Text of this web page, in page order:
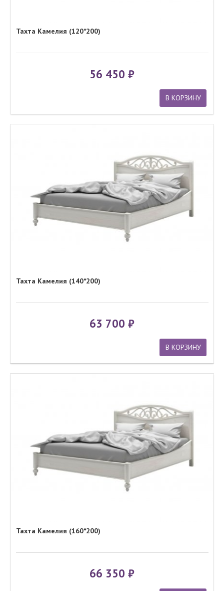
Тахта Камелия (120*200)
56 450
В КОРЗИНУ
Тахта Камелия (140*200)
63 700
В КОРЗИНУ
Тахта Камелия (160*200)
66 350